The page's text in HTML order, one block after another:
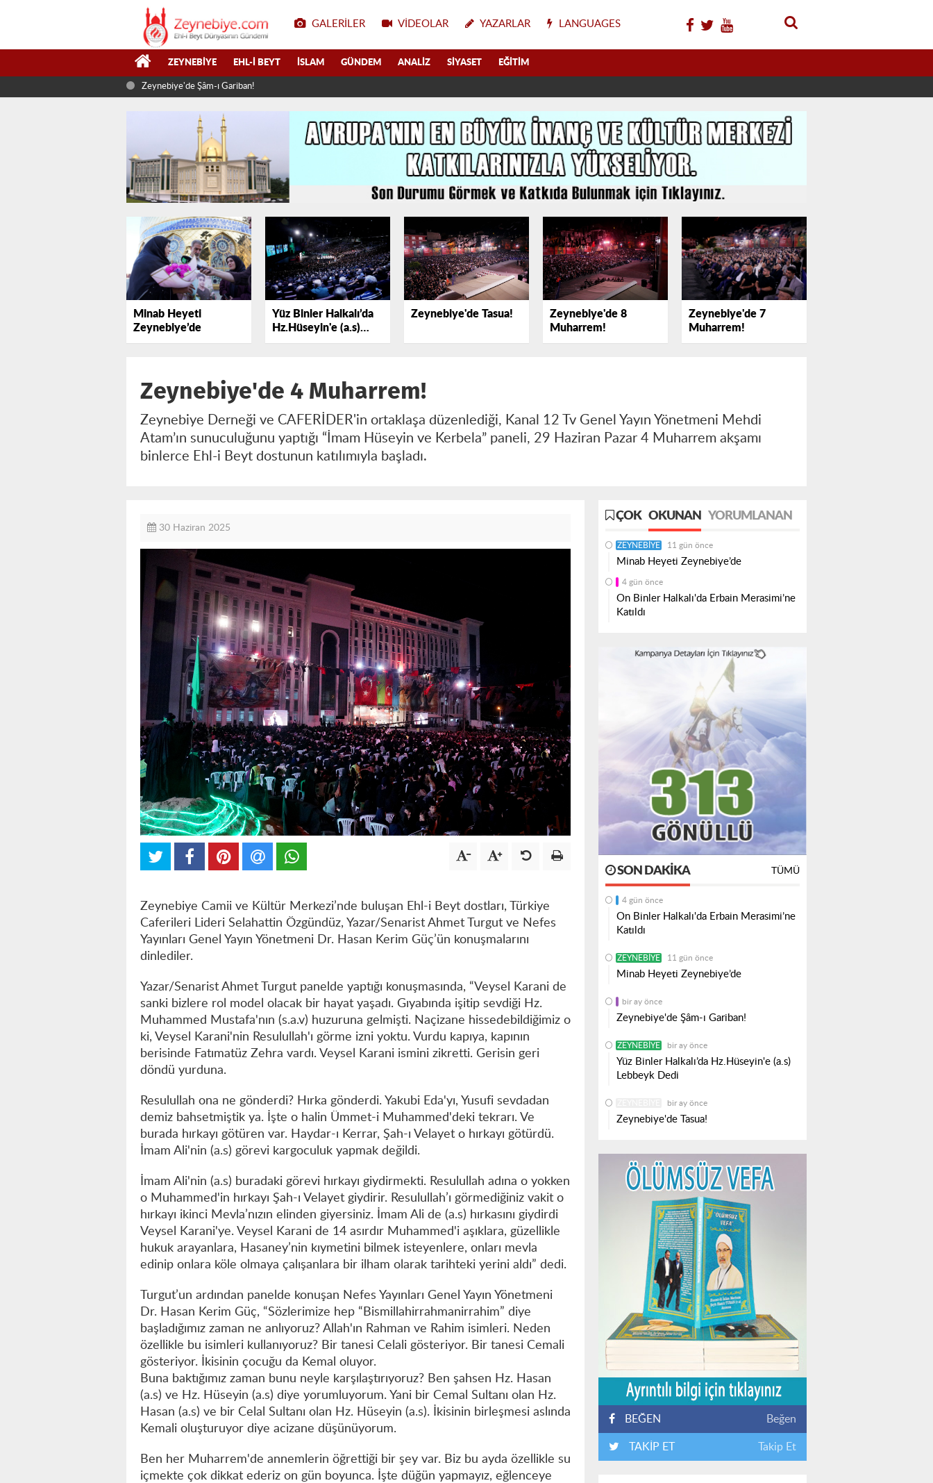
GALERILER VIDEOLAR YAZARLAR LANGUAGES
ZEYNEBIYE EHL-I BEYT İSLAM GÜNDEM ANALIZ SIYASET EĞITIM
Zeynebiye'de Şâm-ı Gariban!
Minab Heyeti
Zeynebiye’de
Yüz Binler Halkalı’da
Hz.Hüseyin'e (a.s)
Lebbeyk Dedi
Zeynebiye'de Tasua!
Zeynebiye'de 8
Muharrem!
Zeynebiye'de 7
Muharrem!
Zeynebiye'de 4 Muharrem!
Zeynebiye Derneği ve CAFERİDER'in ortaklaşa düzenlediği, Kanal 12 Tv Genel Yayın Yönetmeni Mehdi
Atam’ın sunuculuğunu yaptığı “İmam Hüseyin ve Kerbela” paneli, 29 Haziran Pazar 4 Muharrem akşamı
binlerce Ehl-i Beyt dostunun katılımıyla başladı.
30 Haziran 2025
Zeynebiye Camii ve Kültür Merkezi’nde buluşan Ehl-i Beyt dostları, Türkiye
Caferileri Lideri Selahattin Özgündüz, Yazar/Senarist Ahmet Turgut ve Nefes
Yayınları Genel Yayın Yönetmeni Dr. Hasan Kerim Güç’ün konuşmalarını
dinlediler.
Yazar/Senarist Ahmet Turgut panelde yaptığı konuşmasında, “Veysel Karani de
sanki bizlere rol model olacak bir hayat yaşadı. Gıyabında işitip sevdiği Hz.
Muhammed Mustafa'nın (s.a.v) huzuruna gelmişti. Naçizane hissedebildiğimiz o
ki, Veysel Karani'nin Resulullah'ı görme izni yoktu. Vurdu kapıya, kapının
berisinde Fatımatüz Zehra vardı. Veysel Karani ismini zikretti. Gerisin geri
döndü yurduna.
Resulullah ona ne gönderdi? Hırka gönderdi. Yakubi Eda'yı, Yusufi sevdadan
demiz bahsetmiştik ya. İşte o halin Ümmet-i Muhammed'deki tekrarı. Ve
burada hırkayı götüren var. Haydar-ı Kerrar, Şah-ı Velayet o hırkayı götürdü.
İmam Ali'nin (a.s) görevi kargoculuk yapmak değildi.
İmam Ali'nin (a.s) buradaki görevi hırkayı giydirmekti. Resulullah adına o yokken
o Muhammed'in hırkayı Şah-ı Velayet giydirir. Resulullah’ı görmediğiniz vakit o
hırkayı ikinci Mevla’nızın elinden giyersiniz. İmam Ali de (a.s) hırkasını giydirdi
Veysel Karani'ye. Veysel Karani de 14 asırdır Muhammed'i aşıklara, güzellikle
hukuk arayanlara, Hasaney’nin kıymetini bilmek isteyenlere, onları mevla
edinip onlara köle olmaya çalışanlara bir ilham olarak tarihteki yerini aldı” dedi.
Turgut’un ardından panelde konuşan Nefes Yayınları Genel Yayın Yönetmeni
Dr. Hasan Kerim Güç, “Sözlerimize hep “Bismillahirrahmanirrahim” diye
başladığımız zaman ne anlıyoruz? Allah'ın Rahman ve Rahim isimleri. Neden
özellikle bu isimleri kullanıyoruz? Bir tanesi Celali gösteriyor. Bir tanesi Cemali
gösteriyor. İkisinin çocuğu da Kemal oluyor.
Buna baktığımız zaman bunu neyle karşılaştırıyoruz? Ben şahsen Hz. Hasan
(a.s) ve Hz. Hüseyin (a.s) diye yorumluyorum. Yani bir Cemal Sultanı olan Hz.
Hasan (a.s) ve bir Celal Sultanı olan Hz. Hüseyin (a.s). İkisinin birleşmesi aslında
Kemali oluşturuyor diye acizane düşünüyorum.
Ben her Muharrem'de annemlerin öğrettiği bir şey var. Biz bu ayda özellikle su
içmekte çok dikkat ederiz on gün boyunca. İşte düğün yapmayız, eğlenceye
ÇOK OKUNAN YORUMLANAN
ZEYNEBIYE 11 gün önce
Minab Heyeti Zeynebiye’de
4 gün önce
On Binler Halkalı'da Erbain Merasimi’ne
Katıldı
SON DAKIKA TÜMÜ
4 gün önce
On Binler Halkalı'da Erbain Merasimi’ne
Katıldı
ZEYNEBIYE 11 gün önce
Minab Heyeti Zeynebiye’de
bir ay önce
Zeynebiye'de Şâm-ı Gariban!
ZEYNEBIYE bir ay önce
Yüz Binler Halkalı’da Hz.Hüseyin'e (a.s)
Lebbeyk Dedi
bir ay önce
Zeynebiye'de Tasua!
BEĞEN Beğen
TAKİP ET Takip Et